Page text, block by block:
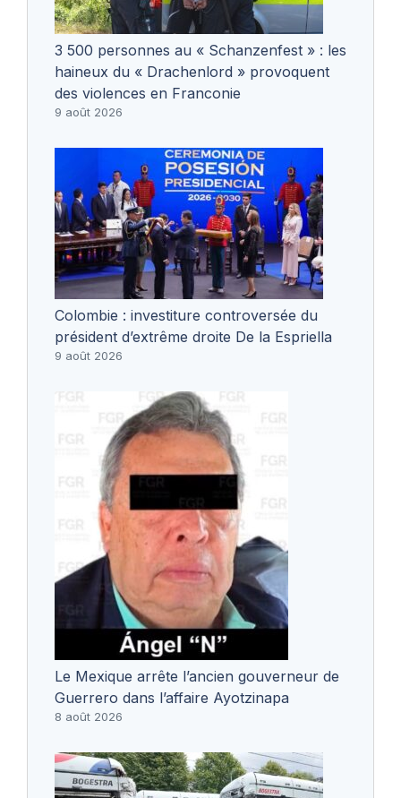
3 500 personnes au « Schanzenfest » : les
haineux du « Drachenlord » provoquent
des violences en Franconie
9 août 2026
Colombie : investiture controversée du
président d’extrême droite De la Espriella
9 août 2026
Le Mexique arrête l’ancien gouverneur de
Guerrero dans l’affaire Ayotzinapa
8 août 2026